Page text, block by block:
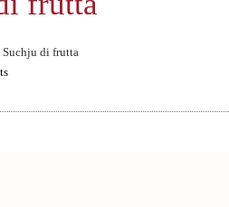
Suchju di frutta